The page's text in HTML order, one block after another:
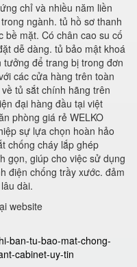
chỉ và nhiều năm liền
ngành. tủ hồ sơ thanh
bề mặt. Có chân cao su cố
dễ dàng. tủ bảo mật khoá
để trang bị trong đơn
các cửa hàng trên toàn
tủ sắt chính hãng trên
đại hàng đầu tại việt
phòng giá rẻ WELKO
sự lựa chọn hoàn hảo
chống cháy lắp ghép
gọn, giúp cho việc sử dụng
điện chống trầy xước. đảm
dài.
website
ban-tu-bao-mat-chong-
cabinet-uy-tin